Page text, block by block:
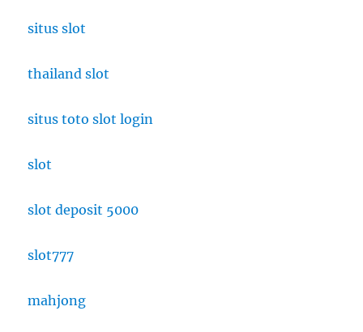
situs slot
thailand slot
situs toto slot login
slot
slot deposit 5000
slot777
mahjong